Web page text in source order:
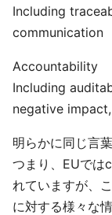
Including
communication
Accountability
Including
negative
明らかに同じ言
つまり、EUで
れていますが、
に対する様々な